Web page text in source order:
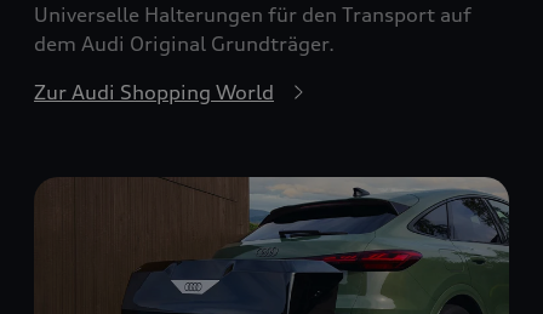
Universelle Halterungen für den Transport auf
dem Audi Original Grundträger.
Zur Audi Shopping World